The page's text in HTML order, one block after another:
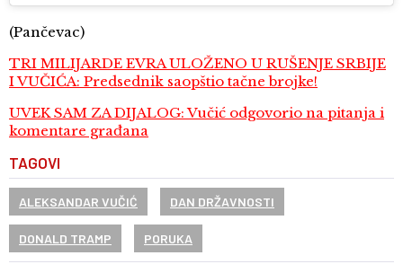
(Pančevac)
TRI MILIJARDE EVRA ULOŽENO U RUŠENJE SRBIJE
I VUČIĆA: Predsednik saopštio tačne brojke!
UVEK SAM ZA DIJALOG: Vučić odgovorio na pitanja i
komentare građana
TAGOVI
ALEKSANDAR VUČIĆ DAN DRŽAVNOSTI
DONALD TRAMP PORUKA